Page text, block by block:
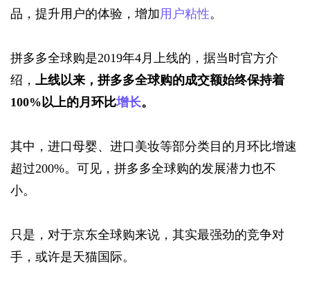
品，提升用户的体验，增加用户粘性。
拼多多全球购是2019年4月上线的，据当时官方介
绍， 上线以来，拼多多全球购的成交额始终保持着
100%以上的月环比增长。
其中，进口母婴、进口美妆等部分类目的月环比增速
超过200%。可见，拼多多全球购的发展潜力也不
小。
只是，对于京东全球购来说，其实最强劲的竞争对
手，或许是天猫国际。